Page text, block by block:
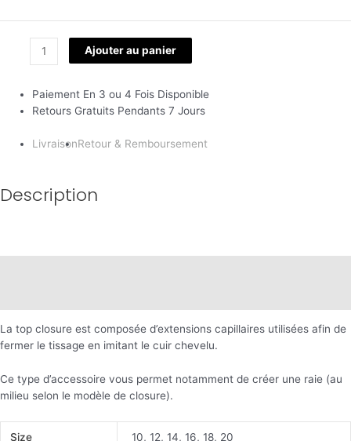
Ajouter au panier
Paiement En 3 ou 4 Fois Disponible
Retours Gratuits Pendants 7 Jours
LivraisonRetour & Remboursement
Description
La top closure est composée d’extensions capillaires utilisées afin de
fermer le tissage en imitant le cuir chevelu.
Ce type d’accessoire vous permet notamment de créer une raie (au
milieu selon le modèle de closure).
Size 10, 12, 14, 16, 18, 20